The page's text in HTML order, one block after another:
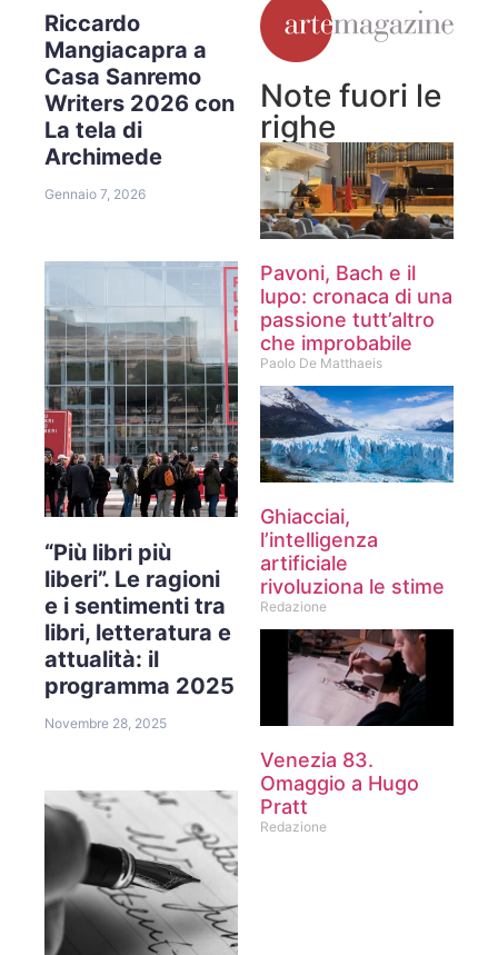
Riccardo
Mangiacapra a
Casa Sanremo
Writers 2026 con
La tela di
Archimede
Gennaio 7, 2026
“Più libri più
liberi”. Le ragioni
e i sentimenti tra
libri, letteratura e
attualità: il
programma 2025
Novembre 28, 2025
Note fuori le
righe
Pavoni, Bach e il
lupo: cronaca di una
passione tutt’altro
che improbabile
Paolo De Matthaeis
Ghiacciai,
l’intelligenza
artificiale
rivoluziona le stime
Redazione
Venezia 83.
Omaggio a Hugo
Pratt
Redazione